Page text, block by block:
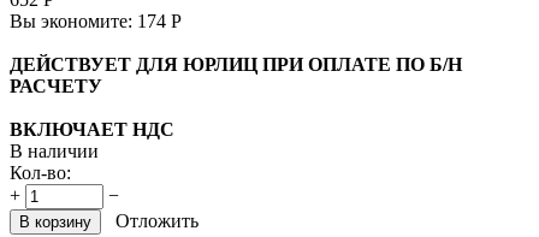
Вы экономите: 174 Р
ДЕЙСТВУЕТ ДЛЯ ЮРЛИЦ ПРИ ОПЛАТЕ ПО Б/Н
РАСЧЕТУ
ВКЛЮЧАЕТ НДС
В наличии
Кол-во:
+
−
В корзину Отложить